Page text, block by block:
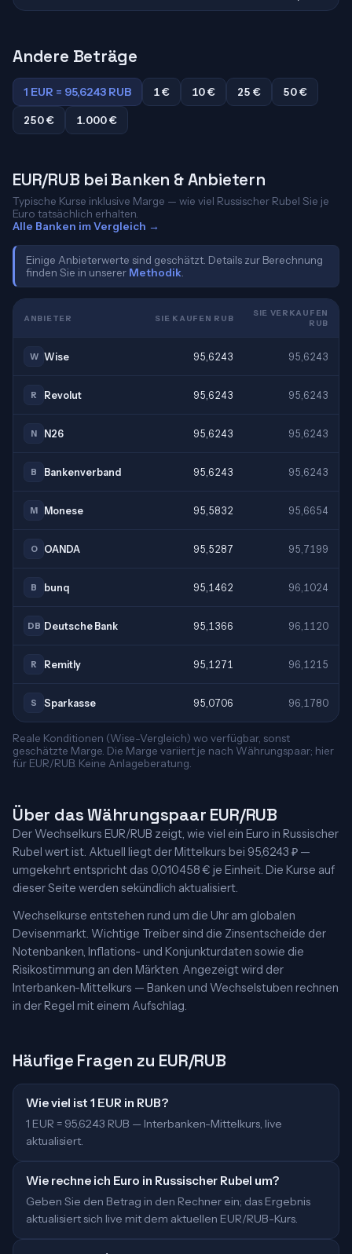
Andere Beträge
1 EUR = 95,6243 RUB 1 € 10 € 25 €
50 €
250 €
1.000 €
EUR/RUB bei Banken & Anbietern
Typische Kurse inklusive Marge — wie viel Russischer Rubel Sie je
Euro tatsächlich erhalten.
Alle Banken im Vergleich →
Einige Anbieterwerte sind geschätzt. Details zur Berechnung
finden Sie in unserer Methodik
ANBIETER SIE KAUFEN RUB
SIE VERKAUFEN
RUB
W Wise 95,6243 95,6243
R Revolut 95,6243 95,6243
N N26 95,6243 95,6243
B Bankenverband 95,6243 95,6243
M Monese 95,5832 95,6654
O OANDA 95,5287 95,7199
B bunq 95,1462 96,1024
DB Deutsche Bank 95,1366 96,1120
R Remitly 95,1271 96,1215
S Sparkasse 95,0706 96,1780
Reale Konditionen (Wise-Vergleich) wo verfügbar, sonst
geschätzte Marge. Die Marge variiert je nach Währungspaar; hier
für EUR/RUB. Keine Anlageberatung.
Über das Währungspaar EUR/RUB
Der Wechselkurs EUR/RUB zeigt, wie viel ein Euro in Russischer
Rubel wert ist. Aktuell liegt der Mittelkurs bei 95,6243 ₽ —
umgekehrt entspricht das 0,010458 € je Einheit. Die Kurse auf
dieser Seite werden sekündlich aktualisiert.
Wechselkurse entstehen rund um die Uhr am globalen
Devisenmarkt. Wichtige Treiber sind die Zinsentscheide der
Notenbanken, Inflations- und Konjunkturdaten sowie die
Risikostimmung an den Märkten. Angezeigt wird der
Interbanken-Mittelkurs — Banken und Wechselstuben rechnen
in der Regel mit einem Aufschlag.
Häufige Fragen zu EUR/RUB
Wie viel ist 1 EUR in RUB?
1 EUR = 95,6243 RUB — Interbanken-Mittelkurs, live
aktualisiert.
Wie rechne ich Euro in Russischer Rubel um?
Geben Sie den Betrag in den Rechner ein; das Ergebnis
aktualisiert sich live mit dem aktuellen EUR/RUB-Kurs.